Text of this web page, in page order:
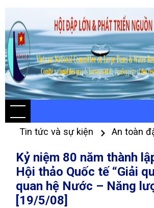
Tin tức và sự kiện An toàn
Kỷ niệm 80 năm thành
Hội thảo Quốc tế “Giải
quan hệ Nước – Năng
[19/5/08]